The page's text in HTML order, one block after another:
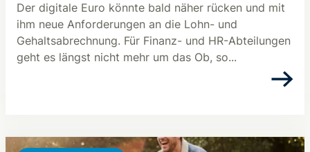
Der digitale Euro könnte bald näher rücken und mit
ihm neue Anforderungen an die Lohn- und
Gehaltsabrechnung. Für Finanz- und HR-Abteilungen
geht es längst nicht mehr um das Ob, so...